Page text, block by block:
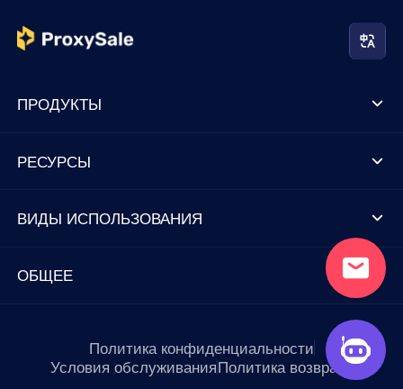
ПРОДУКТЫ
РЕСУРСЫ
ВИДЫ ИСПОЛЬЗОВАНИЯ
ОБЩЕЕ
Политика конфиденциальности
Условия обслуживанияПолитика возврата